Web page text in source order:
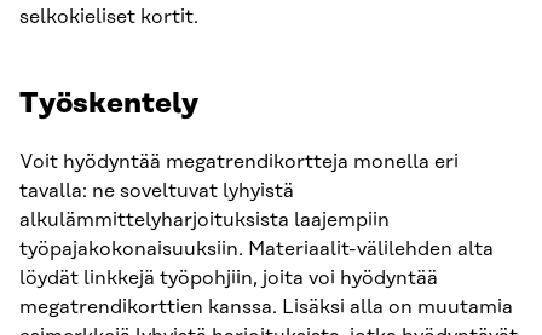
selkokieliset kortit.
Työskentely
Voit hyödyntää megatrendikortteja monella eri
tavalla: ne soveltuvat lyhyistä
alkulämmittelyharjoituksista laajempiin
työpajakokonaisuuksiin. Materiaalit-välilehden alta
löydät linkkejä työpohjiin, joita voi hyödyntää
megatrendikorttien kanssa. Lisäksi alla on muutamia